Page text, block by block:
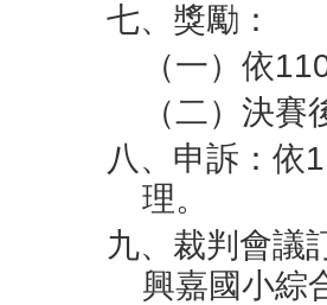
七、獎勵：
（一）依
（二）決
八、申訴：依
理。
九、裁判會議
興嘉國小綜